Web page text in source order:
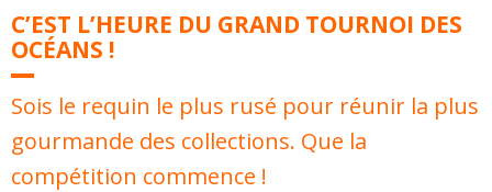
C’EST L’HEURE DU GRAND TOURNOI DES
OCÉANS !
Sois le requin le plus rusé pour réunir la plus
gourmande des collections. Que la
compétition commence !